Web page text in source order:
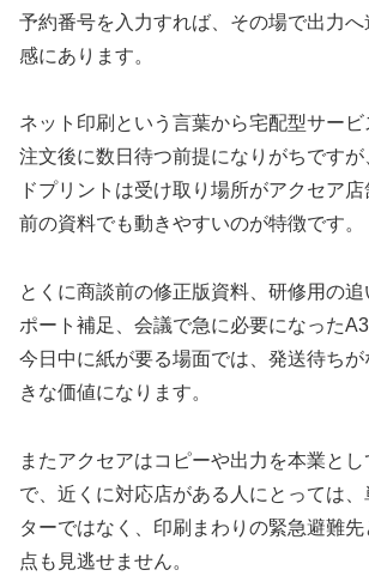
予約番号を入力すれば、その場で出力
感にあります。
ネット印刷という言葉から宅配型サービ
注文後に数日待つ前提になりがちです
ドプリントは受け取り場所がアクセア
前の資料でも動きやすいのが特徴です。
とくに商談前の修正版資料、研修用の
ポート補足、会議で急に必要になったA3
今日中に紙が要る場面では、発送待ち
きな価値になります。
またアクセアはコピーや出力を本業と
で、近くに対応店がある人にとっては
ターではなく、印刷まわりの緊急避難
点も見逃せません。